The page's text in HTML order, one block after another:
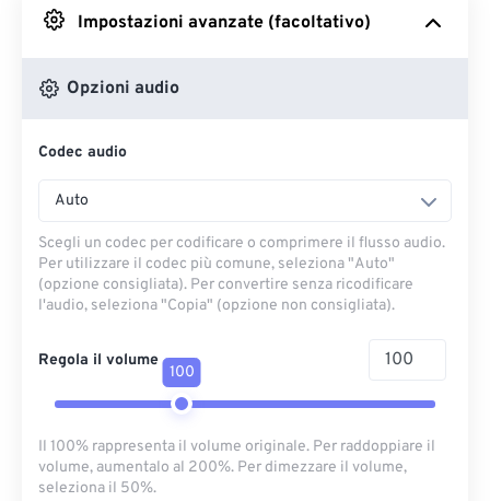
Da Google Drive
Impostazioni avanzate (facoltativo)
Opzioni audio
Codec audio
Auto
Scegli un codec per codificare o comprimere il flusso audio.
Per utilizzare il codec più comune, seleziona "Auto"
(opzione consigliata). Per convertire senza ricodificare
l'audio, seleziona "Copia" (opzione non consigliata).
Regola il volume
100
Il 100% rappresenta il volume originale. Per raddoppiare il
volume, aumentalo al 200%. Per dimezzare il volume,
seleziona il 50%.